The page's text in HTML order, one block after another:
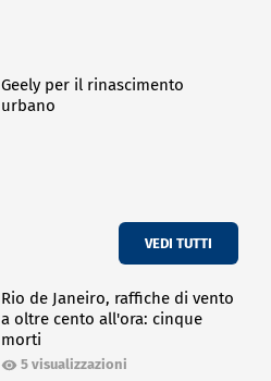
Geely per il rinascimento
urbano
VEDI TUTTI
Rio de Janeiro, raffiche di vento
a oltre cento all'ora: cinque
morti
5 visualizzazioni